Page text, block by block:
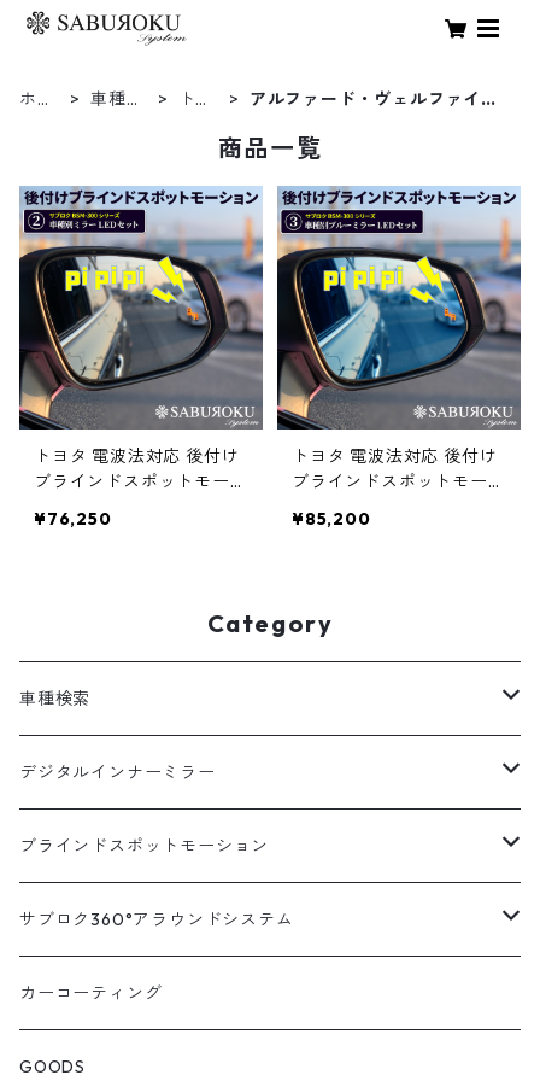
ホー
車種検
トヨ
アルファード・ヴェルファイア2
商品一覧
トヨタ 電波法対応 後付け
ブラインドスポットモーシ
【車種別ミラーLEDセッ
bsm トヨタ ブラインド ス
ポット モニター 死角検知
告 検出 注意喚起 センサー
]
¥76,250
トヨタ 電波法対応 後付け
ブラインドスポットモーシ
ブルーミラーLEDセット】
トヨタ ブラインド スポッ
ト モニター 死角検知 後方
死角 接近 車線変更 警告 検
¥85,200
Category
車種検索
汎用
トヨタ
ハイエース200系
アルファード・ヴェルファイア30系
ニッサン
エルグランドE52系
エルグランドE51系
ホンダ
オデッセイRC系
マツダ
デジタルインナーミラー
汎用キット
車種別対応キット
トヨタ
ニッサン
オプション
交換アーム付きキット
ブラインドスポットモーション
汎用キット
車種別ミラー付セット
ON/OFFスイッチ
サブロク360°アラウンドシステム
アラウンドシステム本体
オプション
カーコーティング
GOODS